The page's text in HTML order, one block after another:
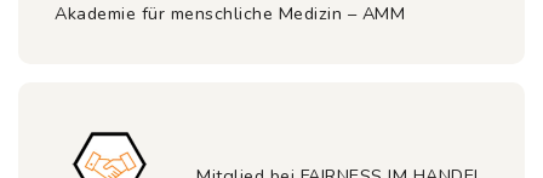
Akademie für menschliche Medizin – AMM